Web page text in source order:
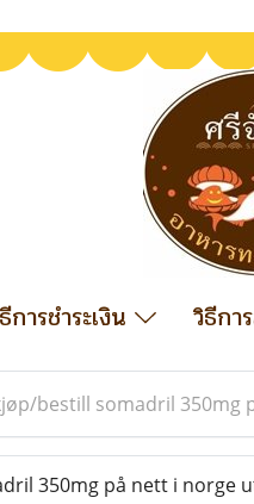
การชำระเงิน วิธีกา
bestill somadril 350mg
350mg på nett i norge